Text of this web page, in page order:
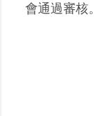
留
會通過審核。